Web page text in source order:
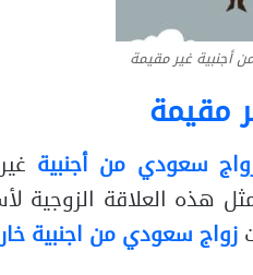
أجنبية غير مقيمة
مقيمة
سعودي من أجنبية
هذه العلاقة الزوجية
زواج سعودي من اجنبية